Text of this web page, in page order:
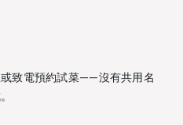
致電預約試菜——沒有共用名